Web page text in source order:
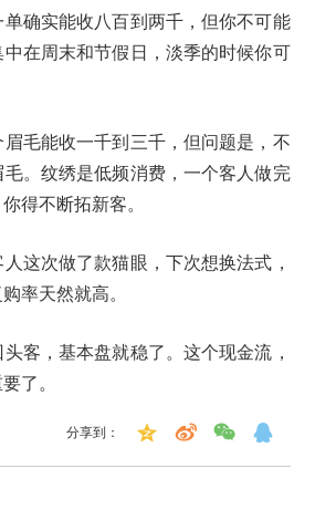
确实能收八百到两千，但你不可能
在周末和节假日，淡季的时候你可
毛能收一千到三千，但问题是，不
。纹绣是低频消费，一个客人做完
得不断拓新客。
这次做了款猫眼，下次想换法式，
率天然就高。
客，基本盘就稳了。这个现金流，
了。
分享到：